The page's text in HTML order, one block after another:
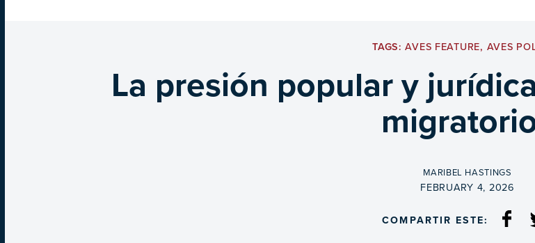
TAGS:AVES FEATURE, AVES
La presión popular y
BY
MARIBEL HASTINGS
ON
FEBRUARY 4, 2026
COMPARTIR ESTE: